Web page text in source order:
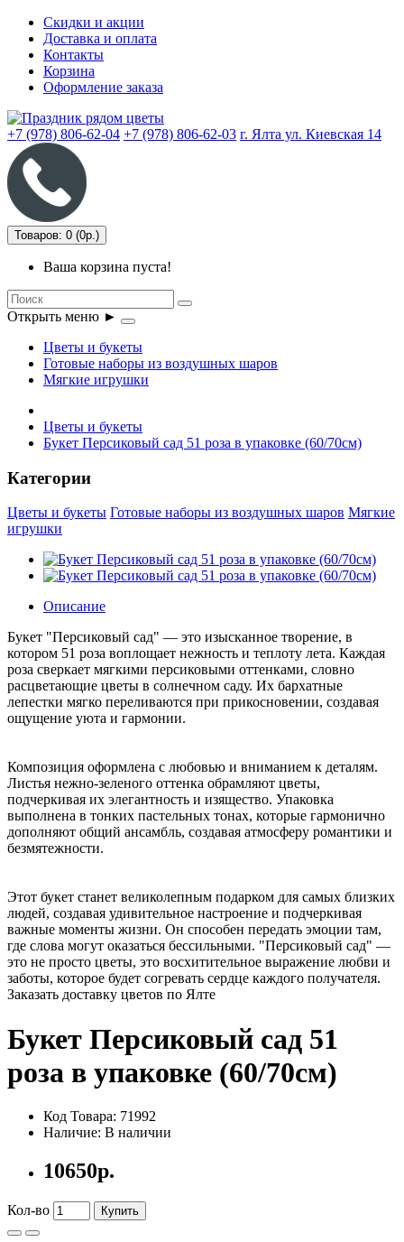
Скидки и акции
Доставка и оплата
Контакты
Корзина
Оформление заказа
+7 (978) 806-62-04 +7 (978) 806-62-03 г. Ялта ул. Киевская 14
Товаров: 0 (0р.)
Ваша корзина пуста!
Открыть меню ►
Цветы и букеты
Готовые наборы из воздушных шаров
Мягкие игрушки
Цветы и букеты
Букет Персиковый сад 51 роза в упаковке (60/70см)
Категории
Цветы и букеты Готовые наборы из воздушных шаров Мягкие
игрушки
Описание
Букет "Персиковый сад" — это изысканное творение, в
котором 51 роза воплощает нежность и теплоту лета. Каждая
роза сверкает мягкими персиковыми оттенками, словно
расцветающие цветы в солнечном саду. Их бархатные
лепестки мягко переливаются при прикосновении, создавая
ощущение уюта и гармонии.
Композиция оформлена с любовью и вниманием к деталям.
Листья нежно-зеленого оттенка обрамляют цветы,
подчеркивая их элегантность и изящество. Упаковка
выполнена в тонких пастельных тонах, которые гармонично
дополняют общий ансамбль, создавая атмосферу романтики и
безмятежности.
Этот букет станет великолепным подарком для самых близких
людей, создавая удивительное настроение и подчеркивая
важные моменты жизни. Он способен передать эмоции там,
где слова могут оказаться бессильными. "Персиковый сад" —
это не просто цветы, это восхитительное выражение любви и
заботы, которое будет согревать сердце каждого получателя.
Заказать доставку цветов по Ялте
Букет Персиковый сад 51
роза в упаковке (60/70см)
Код Товара: 71992
Наличие: В наличии
10650р.
Кол-во Купить